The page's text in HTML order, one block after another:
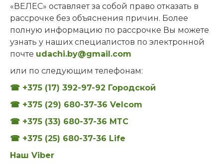
«ВЕЛЕС» оставляет за собой право отказать в
рассрочке без объяснения причин. Более
полную информацию по рассрочке Вы можете
узнать у наших специалистов по электронной
почте udachi.by@gmail.com
или по следующим телефонам:
☎ +375 (17) 392-97-92 Городской
☎ +375 (29) 680-37-36 Velcom
☎ +375 (33) 680-37-36 МТС
☎ +375 (25) 680-37-36 Life
Наш Viber